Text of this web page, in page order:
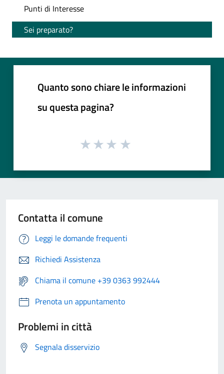
Punti di Interesse
Sei preparato?
Quanto sono chiare le informazioni
su questa pagina?
Contatta il comune
Leggi le domande frequenti
Richiedi Assistenza
Chiama il comune +39 0363 992444
Prenota un appuntamento
Problemi in città
Segnala disservizio